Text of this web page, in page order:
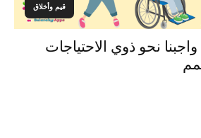
قيم وأخلاق
نحو ذوي الاحتياجات